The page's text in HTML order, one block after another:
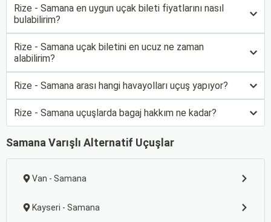
Rize - Samana en uygun uçak bileti fiyatlarını nasıl
bulabilirim?
Rize - Samana uçak biletini en ucuz ne zaman
alabilirim?
Rize - Samana arası hangi havayolları uçuş yapıyor?
Rize - Samana uçuşlarda bagaj hakkım ne kadar?
Samana Varışlı Alternatif Uçuşlar
Van - Samana
Kayseri - Samana